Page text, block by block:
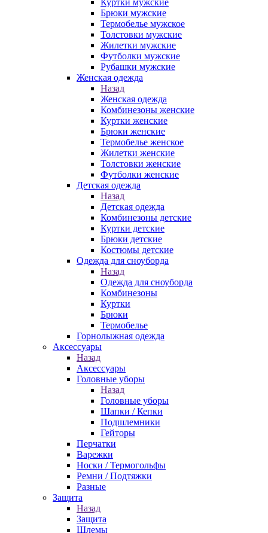
Куртки мужские
Брюки мужские
Термобелье мужское
Толстовки мужские
Жилетки мужские
Футболки мужские
Рубашки мужские
Женская одежда
Назад
Женская одежда
Комбинезоны женские
Куртки женские
Брюки женские
Термобелье женское
Жилетки женские
Толстовки женские
Футболки женские
Детская одежда
Назад
Детская одежда
Комбинезоны детские
Куртки детские
Брюки детские
Костюмы детские
Одежда для сноуборда
Назад
Одежда для сноуборда
Комбинезоны
Куртки
Брюки
Термобелье
Горнолыжная одежда
Аксессуары
Назад
Аксессуары
Головные уборы
Назад
Головные уборы
Шапки / Кепки
Подшлемники
Гейторы
Перчатки
Варежки
Носки / Термогольфы
Ремни / Подтяжки
Разные
Защита
Назад
Защита
Шлемы